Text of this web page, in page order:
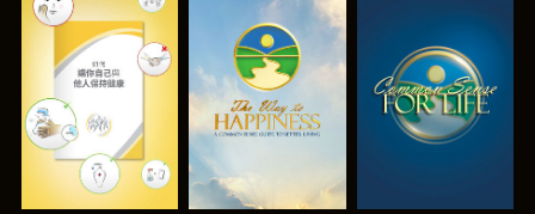
觀看 觀看 觀看